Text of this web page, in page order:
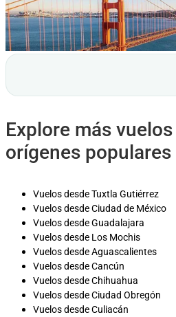
Explore más
orígenes populares
Vuelos desde Tuxtla Gutiérrez
Vuelos desde Ciudad de México
Vuelos desde Guadalajara
Vuelos desde Los Mochis
Vuelos desde Aguascalientes
Vuelos desde Cancún
Vuelos desde Chihuahua
Vuelos desde Ciudad Obregón
Vuelos desde Culiacán